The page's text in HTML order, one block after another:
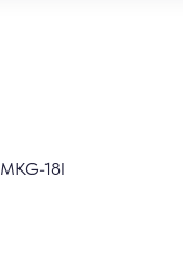
18I